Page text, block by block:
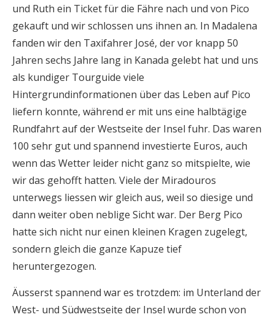
und Ruth ein Ticket für die Fähre nach und von Pico
gekauft und wir schlossen uns ihnen an. In Madalena
fanden wir den Taxifahrer José, der vor knapp 50
Jahren sechs Jahre lang in Kanada gelebt hat und uns
als kundiger Tourguide viele
Hintergrundinformationen über das Leben auf Pico
liefern konnte, während er mit uns eine halbtägige
Rundfahrt auf der Westseite der Insel fuhr. Das waren
100 sehr gut und spannend investierte Euros, auch
wenn das Wetter leider nicht ganz so mitspielte, wie
wir das gehofft hatten. Viele der Miradouros
unterwegs liessen wir gleich aus, weil so diesige und
dann weiter oben neblige Sicht war. Der Berg Pico
hatte sich nicht nur einen kleinen Kragen zugelegt,
sondern gleich die ganze Kapuze tief
heruntergezogen.
Äusserst spannend war es trotzdem: im Unterland der
West- und Südwestseite der Insel wurde schon von